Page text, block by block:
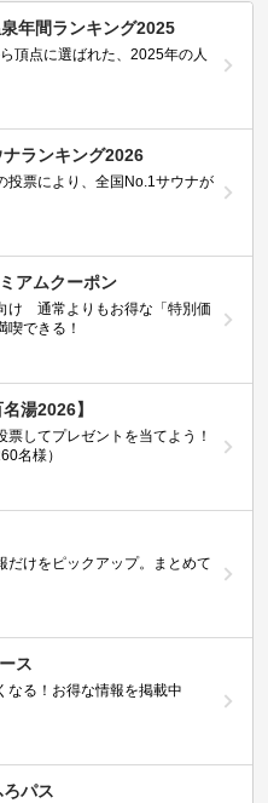
年間ランキング2025
頂点に選ばれた、2025年の人
ランキング2026
投票により、全国No.1サウナが
アムクーポン
け 通常よりもお得な「特別価
喫できる！
湯2026】
票してプレゼントを当てよう！
名様）
だけをピックアップ。まとめて
ス
なる！お得な情報を掲載中
パス